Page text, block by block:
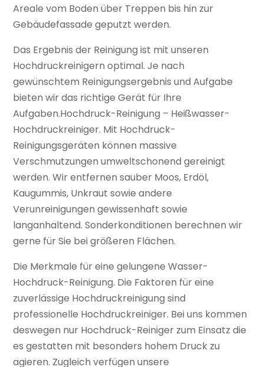
Areale vom Boden über Treppen bis hin zur
Gebäudefassade geputzt werden.
Das Ergebnis der Reinigung ist mit unseren
Hochdruckreinigern optimal. Je nach
gewünschtem Reinigungsergebnis und Aufgabe
bieten wir das richtige Gerät für Ihre
Aufgaben.Hochdruck-Reinigung – Heißwasser-
Hochdruckreiniger. Mit Hochdruck-
Reinigungsgeräten können massive
Verschmutzungen umweltschonend gereinigt
werden. Wir entfernen sauber Moos, Erdöl,
Kaugummis, Unkraut sowie andere
Verunreinigungen gewissenhaft sowie
langanhaltend. Sonderkonditionen berechnen wir
gerne für Sie bei größeren Flächen.
Die Merkmale für eine gelungene Wasser-
Hochdruck-Reinigung. Die Faktoren für eine
zuverlässige Hochdruckreinigung sind
professionelle Hochdruckreiniger. Bei uns kommen
deswegen nur Hochdruck-Reiniger zum Einsatz die
es gestatten mit besonders hohem Druck zu
agieren. Zugleich verfügen unsere